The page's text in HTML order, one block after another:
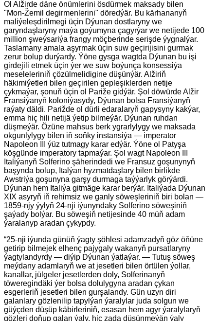
Ol Alžirde däne önümlerini ösdürmek maksady bilen
"Mon-Žemil degirmenlerini" döredýär. Bu kärhananyň
maliýeleşdirilmegi üçin Dýunan dostlaryny we
garyndaşlaryny maýa goýumyna çagyrýar we netijede 100
million şweýsariýa frangy möçberinde serişde ýygnalýar.
Taslamany amala aşyrmak üçin suw geçirijisini gurmak
zerur bolup durýardy. Ýöne gysga wagtda Dýunan bu işi
girdejili etmek üçin ýer we suw boýunça konsessiýa
meseleleriniň çözülmelidigine düşünýär. Alžiriň
häkimiýetleri bilen geçirilen gepleşiklerden netije
çykmaýar, şonuň üçin ol Pariže gidýär. Şol döwürde Alžir
Fransiýanyň koloniýasydy, Dýunan bolsa Fransiýanyň
raýaty däldi. Parižde ol dürli edaralaryň gapysyny kakýar,
emma hiç hili netijä ýetip bilmeýär. Dýunan ruhdan
düşmeýär. Özüne mahsus berk ygrarlylygy we maksada
okgunlylygy bilen iň soňky instansiýa — imperator
Napoleon III ýüz tutmagy karar edýär. Ýöne ol Patyşa
köşgünde imperatory tapmaýar. Şol wagt Napoleon III
Italiýanyň Solferino şäherindedi we Fransuz goşunynyň
başynda bolup, Italýan hyzmatdaşlary bilen birlikde
Awstriýa goşunyna garşy durmaga taýýarlyk görýärdi.
Dýunan hem Italiýa gitmäge karar berýär. Italiýada Dýunan
XIX asyryň iň rehimsiz we ganly söweşleriniň biri bolan —
1859-njy ýylyň 24-nji iýunyndaky Solferino söweşiniň
şaýady bolýar. Bu söweşiň netijesinde 40 müň adam
ýaralanyp aradan çykypdy.
“25-nji iýunda günüň ýagty şöhlesi adamzadyň göz öňüne
getirip bilmejek elhenç pajygaly wakanyň pursatlaryny
ýagtylandyrdy — diýip Dýunan ýatlaýar. — Tutuş söweş
meýdany adamlaryň we at jesetleri bilen örtülen ýollar,
kanallar, jülgeler jesetlerden doly, Solferinanyň
töweregindäki ýer bolsa dolulygyna aradan çykan
esgerleriň jesetleri bilen gurşalandy. Gün uzyn diri
galanlary gözlenilip tapylýan ýaralylar juda solgun we
güýçden düşüp käbirleriniň, esasan hem agyr ýaralylaryň
gözleri doňup galan ýaly, hiç zada düşünmeýän ýaly